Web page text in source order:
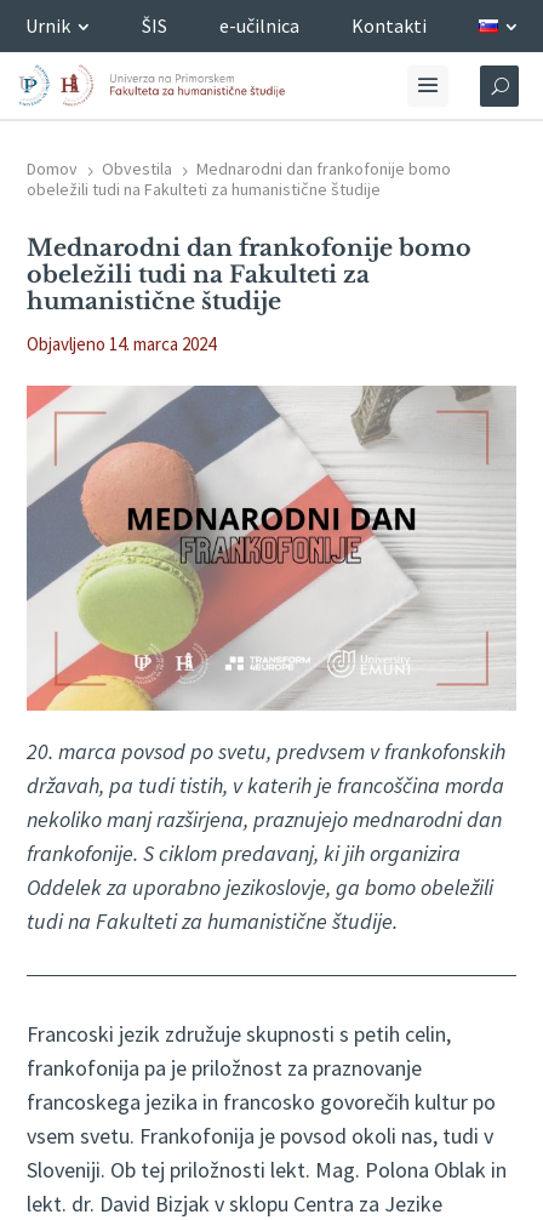
Urnik ŠIS e-učilnica Kontakti
Domov 5 Obvestila 5 Mednarodni dan frankofonije bomo
obeležili tudi na Fakulteti za humanistične študije
Mednarodni dan frankofonije bomo
obeležili tudi na Fakulteti za
humanistične študije
Objavljeno 14. marca 2024
20. marca povsod po svetu, predvsem v frankofonskih
državah, pa tudi tistih, v katerih je francoščina morda
nekoliko manj razširjena, praznujejo mednarodni dan
frankofonije. S ciklom predavanj, ki jih organizira
Oddelek za uporabno jezikoslovje, ga bomo obeležili
tudi na Fakulteti za humanistične študije.
Francoski jezik združuje skupnosti s petih celin,
frankofonija pa je priložnost za praznovanje
francoskega jezika in francosko govorečih kultur po
vsem svetu. Frankofonija je povsod okoli nas, tudi v
Sloveniji. Ob tej priložnosti lekt. Mag. Polona Oblak in
lekt. dr. David Bizjak v sklopu Centra za Jezike